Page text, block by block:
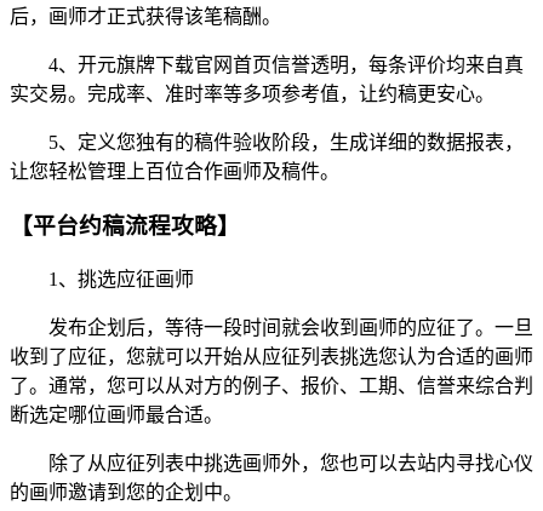
后，画师才正式获得该笔稿酬。
4、开元旗牌下载官网首页信誉透明，每条评价均来自真
实交易。完成率、准时率等多项参考值，让约稿更安心。
5、定义您独有的稿件验收阶段，生成详细的数据报表，
让您轻松管理上百位合作画师及稿件。
【平台约稿流程攻略】
1、挑选应征画师
发布企划后，等待一段时间就会收到画师的应征了。一旦
收到了应征，您就可以开始从应征列表挑选您认为合适的画师
了。通常，您可以从对方的例子、报价、工期、信誉来综合判
断选定哪位画师最合适。
除了从应征列表中挑选画师外，您也可以去站内寻找心仪
的画师邀请到您的企划中。